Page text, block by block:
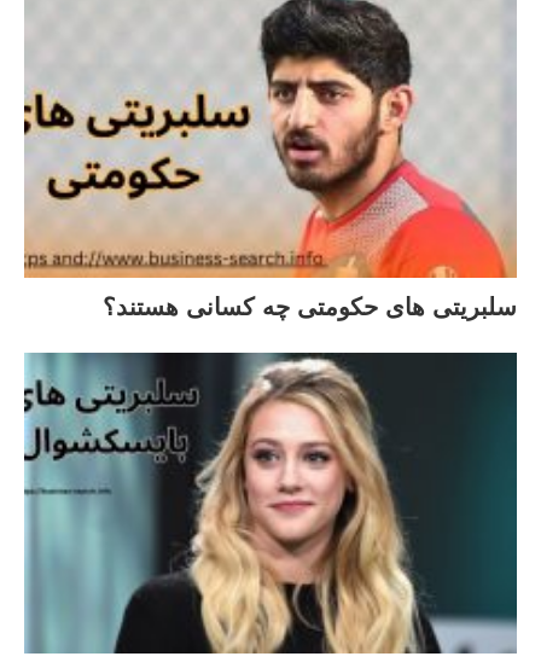
سلبریتی های حکومتی چه کسانی هستند؟